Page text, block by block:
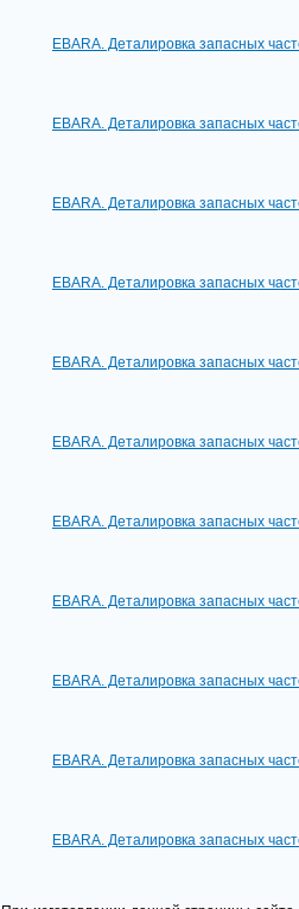
EBARA. Деталировка запасных
EBARA. Деталировка запасных
EBARA. Деталировка запасных
EBARA. Деталировка запасных
EBARA. Деталировка запасных
EBARA. Деталировка запасных
EBARA. Деталировка запасных
EBARA. Деталировка запасных
EBARA. Деталировка запасных
EBARA. Деталировка запасных
EBARA. Деталировка запасных